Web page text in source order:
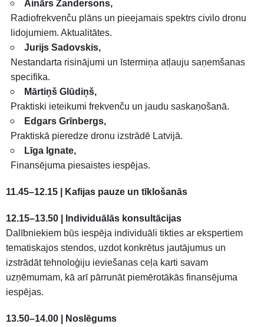
Ainārs Zandersons,
Radiofrekvenču plāns un pieejamais spektrs civilo dronu
lidojumiem. Aktualitātes.
Jurijs Sadovskis,
Nestandarta risinājumi un īstermiņa atļauju saņemšanas
specifika.
Mārtiņš Glūdiņš,
Praktiski ieteikumi frekvenču un jaudu saskaņošanā.
Edgars Grīnbergs,
Praktiskā pieredze dronu izstrādē Latvijā.
Līga Ignate,
Finansējuma piesaistes iespējas.
11.45–12.15 | Kafijas pauze un tīklošanās
12.15–13.50 | Individuālās konsultācijas
Dalībniekiem būs iespēja individuāli tikties ar ekspertiem
tematiskajos stendos, uzdot konkrētus jautājumus un
izstrādāt tehnoloģiju ieviešanas ceļa karti savam
uzņēmumam, kā arī pārrunāt piemērotākās finansējuma
iespējas.
13.50–14.00 | Noslēgums